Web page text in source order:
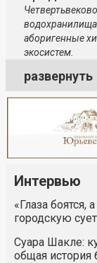
аборигенные
экосистем.
развернуть
Интервью
«Глаза боятся,
городскую
Суара Шакле:
общая история